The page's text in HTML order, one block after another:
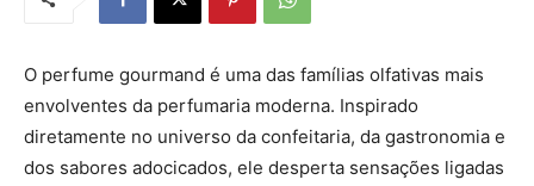
O perfume gourmand é uma das famílias olfativas mais
envolventes da perfumaria moderna. Inspirado
diretamente no universo da confeitaria, da gastronomia e
dos sabores adocicados, ele desperta sensações ligadas